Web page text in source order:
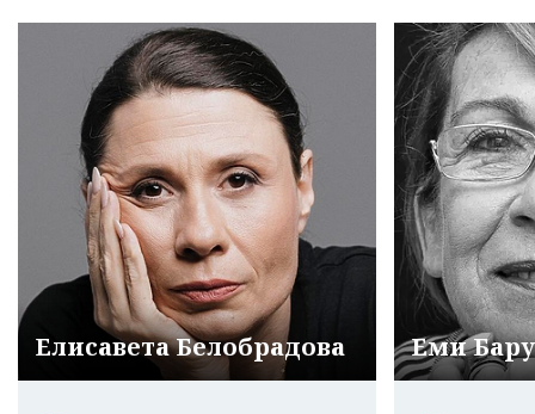
Елисавета Белобрадова Еми